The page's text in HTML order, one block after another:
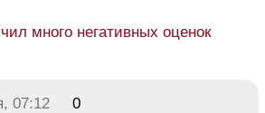
много негативных оценок
07:12
0